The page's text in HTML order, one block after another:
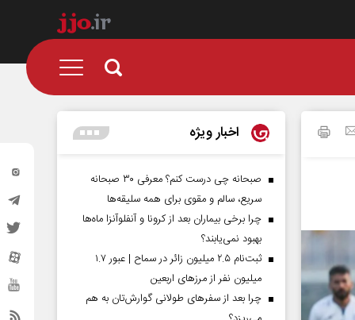
اخبار ویژه
صبحانه چی درست کنم؟ معرفی ۳۰ صبحانه
سریع، سالم و مقوی برای همه سلیقه‌ها
چرا برخی بیماران بعد از کرونا و آنفلوآنزا ماه‌ها
بهبود نمی‌یابند؟
ثبت‌نام ۲.۵ میلیون زائر در سماح | عبور ۱.۷
میلیون نفر از مرز‌های اربعین
چرا بعد از سفرهای طولانی گوارش‌تان به هم